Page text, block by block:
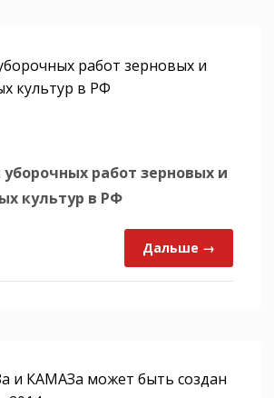
работ зерновых и
культур в РФ
работ зерновых и
культур в РФ
Дальше →
и КАМАЗа может быть создан